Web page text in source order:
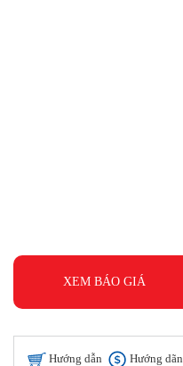
XEM BÁO GIÁ
Hướng dẫn Hướng dãn